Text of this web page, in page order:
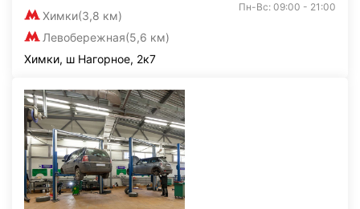
Химки(3,8 км)
Левобережная(5,6 км)
Пн-Вс: 09:00 - 21:00
Химки, ш Нагорное, 2к7